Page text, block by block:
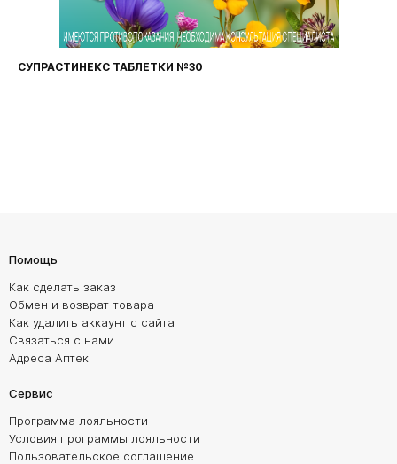
СУПРАСТИНЕКС ТАБЛЕТКИ №30
Помощь
Как сделать заказ
Обмен и возврат товара
Как удалить аккаунт с сайта
Связаться с нами
Адреса Аптек
Сервис
Программа лояльности
Условия программы лояльности
Пользовательское соглашение